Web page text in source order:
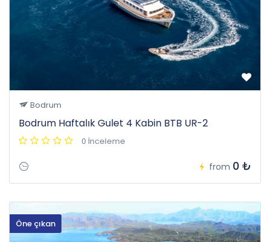
Bodrum
Bodrum Haftalık Gulet 4 Kabin BTB UR-2
0 İnceleme
from 0 ₺
Öne çıkan